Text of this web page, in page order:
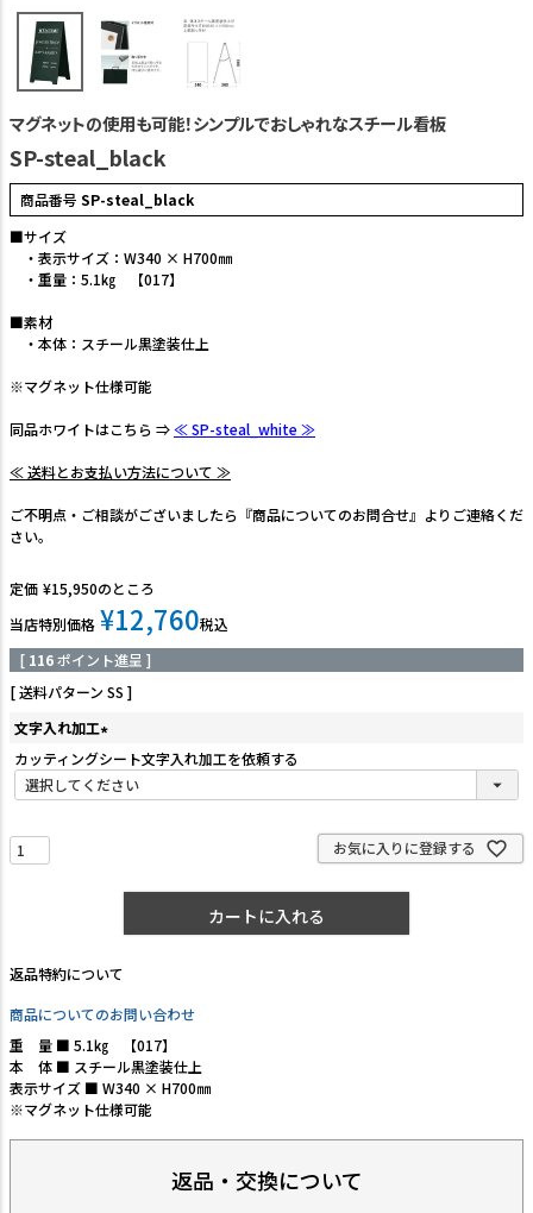
特定商取引法表示
ご利用ガイド
マグネットの使用も可能！シンプルでおしゃれなスチール看板
SP-steal_black
商品番号 SP-steal_black
■サイズ
・表示サイズ：W340 × H700㎜
・重量：5.1㎏ 【017】
■素材
・本体：スチール黒塗装仕上
※マグネット仕様可能
同品ホワイトはこちら ⇒≪ SP-steal_white ≫
≪ 送料とお支払い方法について ≫
ご不明点・ご相談がございましたら『商品についてのお問合せ』よりご連絡くだ
さい。
定価 ¥15,950のところ
当店特別価格 ¥12,760税込
[ 116ポイント進呈 ]
送料パターン SS
文字入れ加工
(
必
須
カッティングシート文字入れ加工を依頼する
お気に入りに登録する
カートに入れる
返品特約について
商品についてのお問い合わせ
重 量 ■ 5.1㎏ 【017】
本 体 ■ スチール黒塗装仕上
表示サイズ ■ W340 × H700㎜
※マグネット仕様可能
返品・交換について